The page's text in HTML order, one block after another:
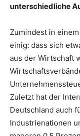
unterschiedliche
Zumindest in
einig: dass sich
aus der Wirtschaft
Zuletzt hat der
Deutschland auch
Industrienationen